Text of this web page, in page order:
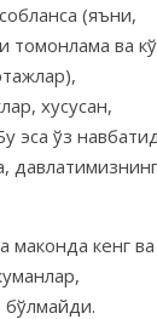
(яъни,
томонлама ва
хусусан,
эса ўз
давлатимизнинг
маконда кенг ва
бўлмайди.